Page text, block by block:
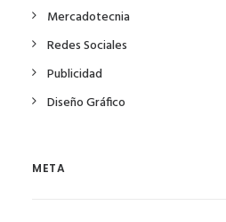
Mercadotecnia
Redes Sociales
Publicidad
Diseño Gráfico
META